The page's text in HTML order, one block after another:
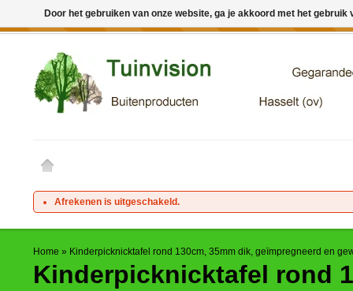
Afrekenen is uitgeschakeld.
Home » Kinderpicknicktafel rond 130cm, 35mm dik, geïmpregneerd en
Kinderpicknicktafel rond
Door het gebruiken van onze website, ga je akkoord met het
← Keer terug naar de backofficeDeze winkel is in